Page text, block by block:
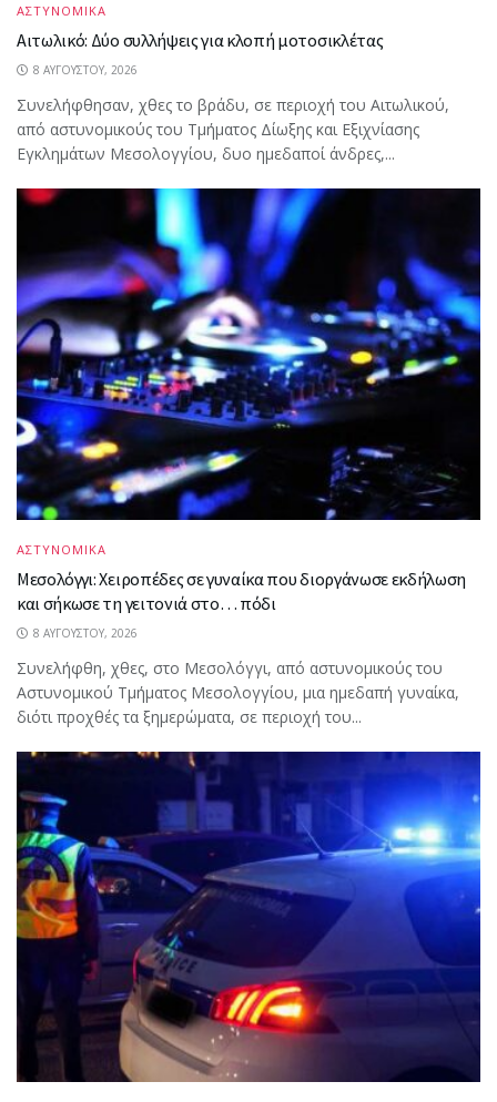
ΑΣΤΥΝΟΜΙΚΑ
Αιτωλικό: Δύο συλλήψεις για κλοπή μοτοσικλέτας
8 ΑΥΓΟΎΣΤΟΥ, 2026
Συνελήφθησαν, χθες το βράδυ, σε περιοχή του Αιτωλικού,
από αστυνομικούς του Τμήματος Δίωξης και Εξιχνίασης
Εγκλημάτων Μεσολογγίου, δυο ημεδαποί άνδρες,...
ΑΣΤΥΝΟΜΙΚΑ
Μεσολόγγι: Χειροπέδες σε γυναίκα που διοργάνωσε εκδήλωση
και σήκωσε τη γειτονιά στο… πόδι
8 ΑΥΓΟΎΣΤΟΥ, 2026
Συνελήφθη, χθες, στο Μεσολόγγι, από αστυνομικούς του
Αστυνομικού Τμήματος Μεσολογγίου, μια ημεδαπή γυναίκα,
διότι προχθές τα ξημερώματα, σε περιοχή του...